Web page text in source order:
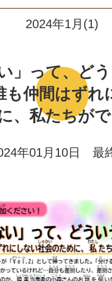
」って、ど
も仲間はずれ
、私たちが
年01月10日 最
2024年1月(1)